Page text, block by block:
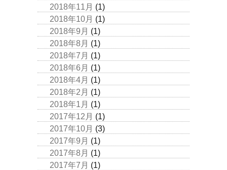
2018年11月 (1)
2018年10月 (1)
2018年9月 (1)
2018年8月 (1)
2018年7月 (1)
2018年6月 (1)
2018年4月 (1)
2018年2月 (1)
2018年1月 (1)
2017年12月 (1)
2017年10月 (3)
2017年9月 (1)
2017年8月 (1)
2017年7月 (1)